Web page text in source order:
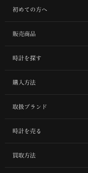
初めての方へ
販売商品
時計を探す
購入方法
取扱ブランド
時計を売る
買取方法